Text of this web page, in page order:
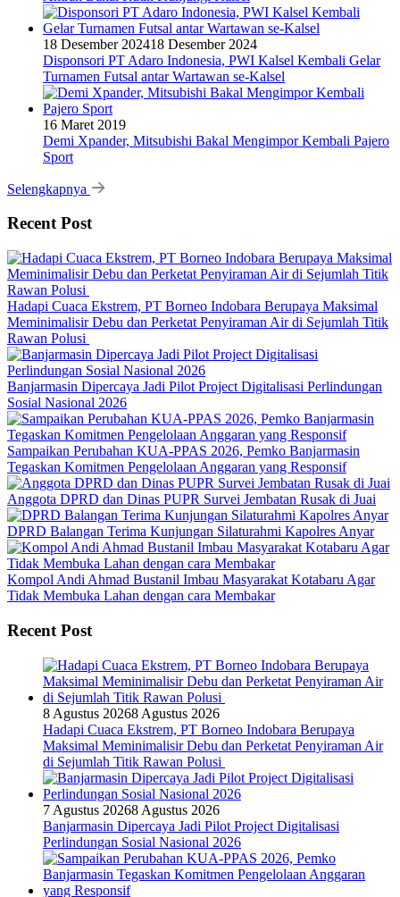
18 Desember 202418 Desember 2024
Disponsori PT Adaro Indonesia, PWI Kalsel Kembali Gelar
Turnamen Futsal antar Wartawan se-Kalsel
16 Maret 2019
Demi Xpander, Mitsubishi Bakal Mengimpor Kembali Pajero
Sport
Selengkapnya
Recent Post
Hadapi Cuaca Ekstrem, PT Borneo Indobara Berupaya Maksimal
Meminimalisir Debu dan Perketat Penyiraman Air di Sejumlah Titik
Rawan Polusi
Banjarmasin Dipercaya Jadi Pilot Project Digitalisasi Perlindungan
Sosial Nasional 2026
Sampaikan Perubahan KUA-PPAS 2026, Pemko Banjarmasin
Tegaskan Komitmen Pengelolaan Anggaran yang Responsif
Anggota DPRD dan Dinas PUPR Survei Jembatan Rusak di Juai
DPRD Balangan Terima Kunjungan Silaturahmi Kapolres Anyar
Kompol Andi Ahmad Bustanil Imbau Masyarakat Kotabaru Agar
Tidak Membuka Lahan dengan cara Membakar
Recent Post
8 Agustus 20268 Agustus 2026
Hadapi Cuaca Ekstrem, PT Borneo Indobara Berupaya
Maksimal Meminimalisir Debu dan Perketat Penyiraman Air
di Sejumlah Titik Rawan Polusi
7 Agustus 20268 Agustus 2026
Banjarmasin Dipercaya Jadi Pilot Project Digitalisasi
Perlindungan Sosial Nasional 2026